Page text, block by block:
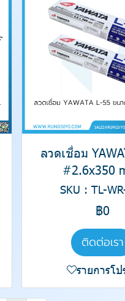
ลวดเชื่อม
#2.6x350
SKU : TL-
฿0
ติดต่อเรา
รายการโป